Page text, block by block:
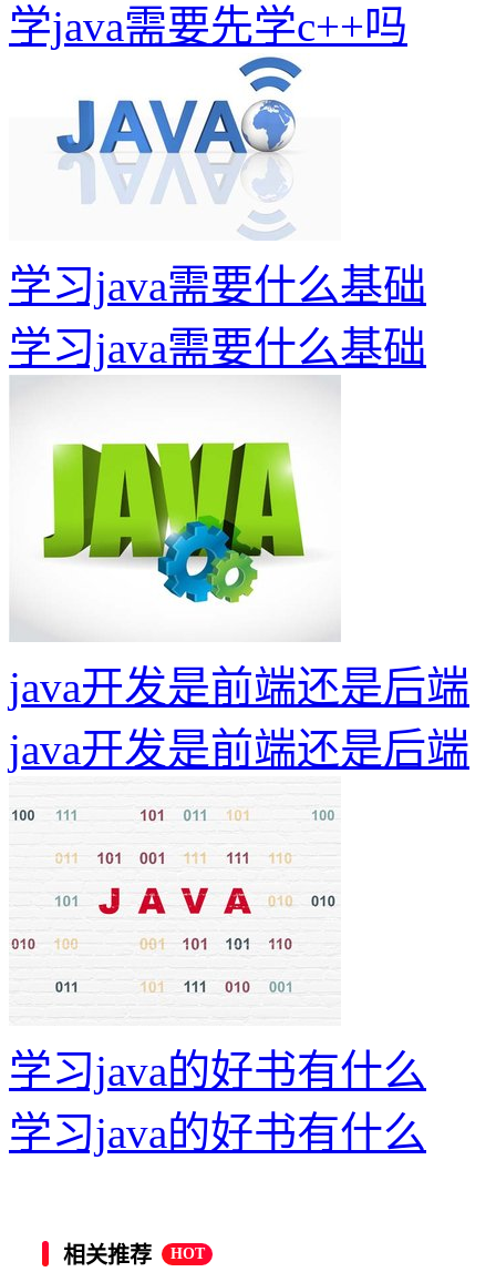
学java需要先学c++吗
学习java需要什么基础
学习java需要什么基础
java开发是前端还是后端
java开发是前端还是后端
学习java的好书有什么
学习java的好书有什么
相关推荐 HOT